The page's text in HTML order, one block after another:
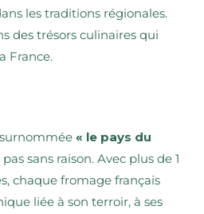
les traditions régionales.
des trésors culinaires qui
France.
« le pays du
pas sans raison. Avec plus de 1
chaque fromage français
liée à son terroir, à ses